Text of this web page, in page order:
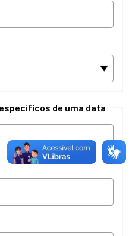
de uma data